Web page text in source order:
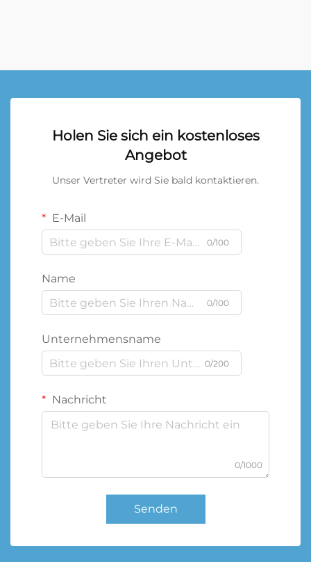
Holen Sie sich ein kostenloses
Angebot
Unser Vertreter wird Sie bald kontaktieren.
E-Mail
0/100
Name
0/100
Unternehmensname
0/200
Nachricht
0/1000
Senden